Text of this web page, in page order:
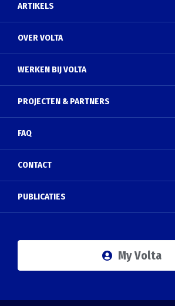
ARTIKELS
OVER VOLTA
WERKEN BIJ VOLTA
PROJECTEN & PARTNERS
FAQ
CONTACT
PUBLICATIES
My Volta